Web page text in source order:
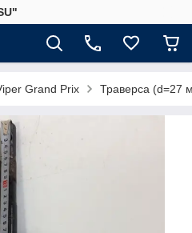
Grand Prix Траверса (d=27